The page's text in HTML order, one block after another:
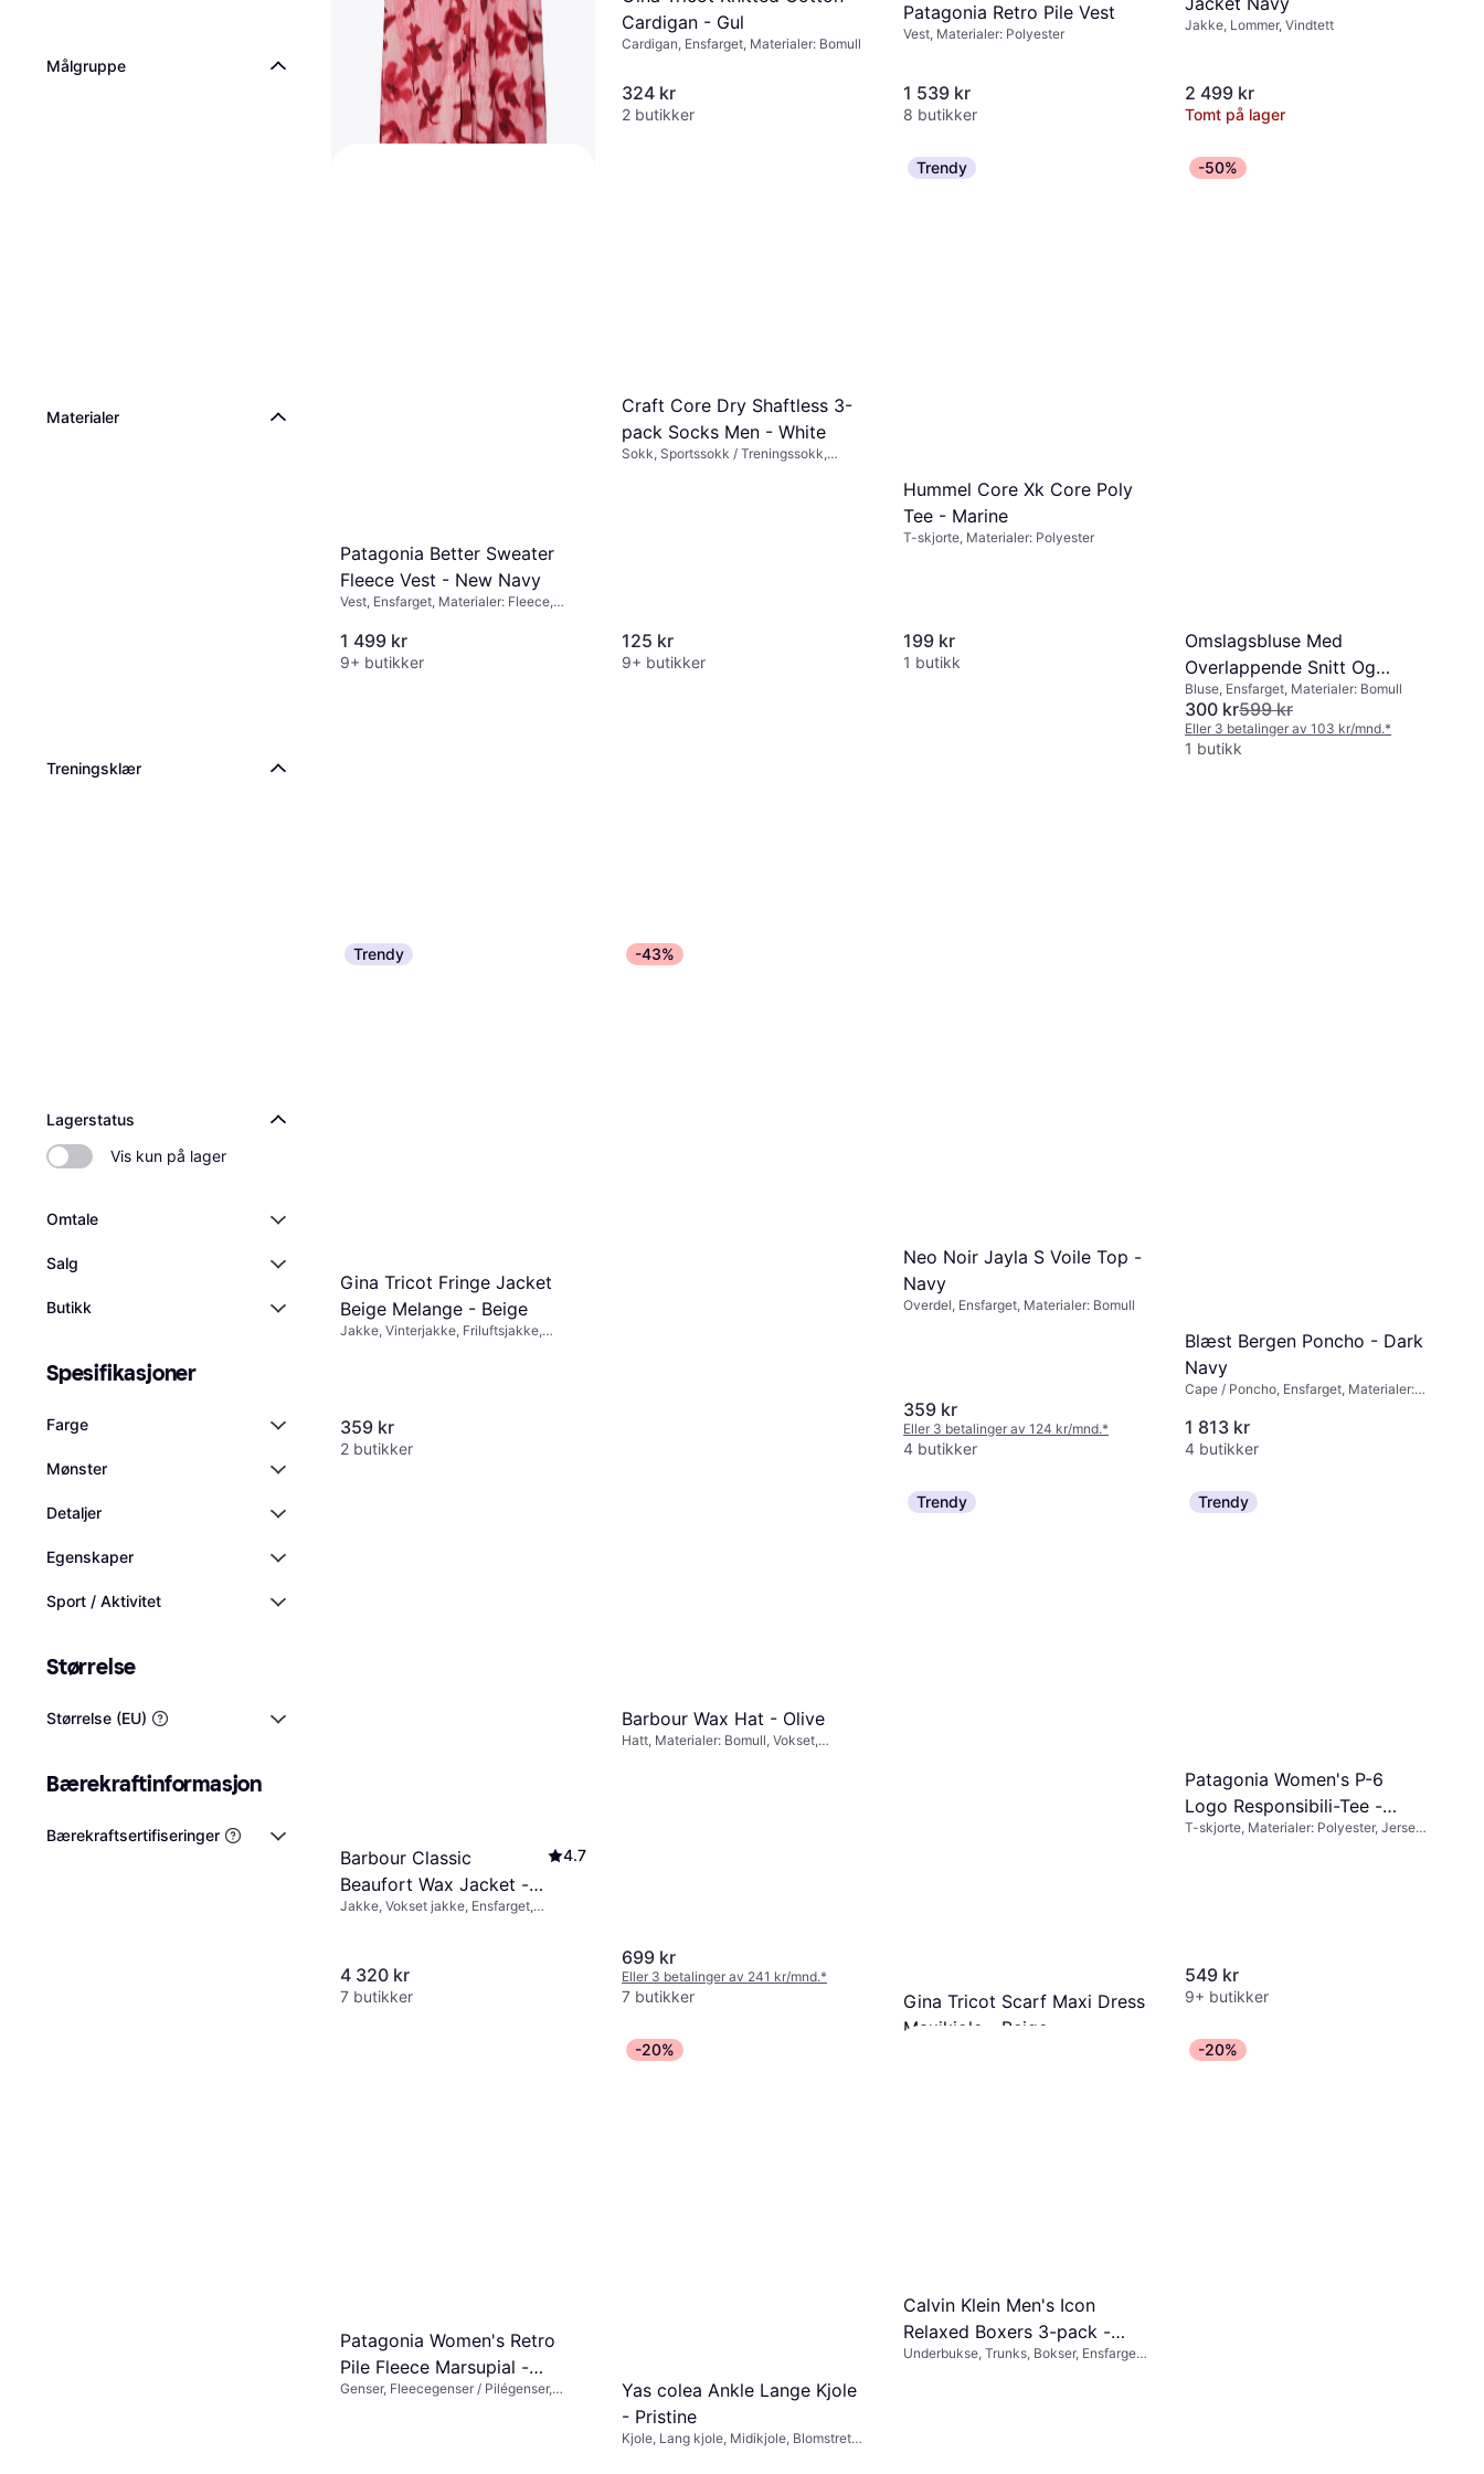
Målgruppe
Materialer
Treningsklær
Lagerstatus
Vis kun på lager
Omtale
Salg
Butikk
Spesifikasjoner
Farge
Mønster
Detaljer
Egenskaper
Sport / Aktivitet
Størrelse
Størrelse (EU)
Bærekraftinformasjon
Bærekraftsertifiseringer
Cardigan - Gul
Cardigan, Ensfarget, Materialer: Bomull
324 kr
2 butikker
Patagonia Retro Pile Vest
Vest, Materialer: Polyester
1 539 kr
8 butikker
Jakke, Lommer, Vindtett
2 499 kr
Tomt på lager
Patagonia Better Sweater
Fleece Vest - New Navy
Vest, Ensfarget, Materialer: Fleece,
1 499 kr
9+ butikker
Craft Core Dry Shaftless 3-
pack Socks Men - White
Sokk, Sportssokk / Treningssokk,
125 kr
9+ butikker
Trendy
Hummel Core Xk Core Poly
Tee - Marine
T-skjorte, Materialer: Polyester
199 kr
1 butikk
-50%
Omslagsbluse Med
Overlappende Snitt Og
Ballongermer
Bluse, Ensfarget, Materialer: Bomull
300 kr599 kr
Eller 3 betalinger av 103 kr/mnd.*
1 butikk
Trendy
Gina Tricot Fringe Jacket
Beige Melange - Beige
Jakke, Vinterjakke, Friluftsjakke,
359 kr
2 butikker
-43%
Neo Noir Jayla S Voile Top -
Navy
Overdel, Ensfarget, Materialer: Bomull
359 kr
Eller 3 betalinger av 124 kr/mnd.*
4 butikker
Blæst Bergen Poncho - Dark
Navy
Cape / Poncho, Ensfarget, Materialer:
Lommer
1 813 kr
4 butikker
Barbour Classic
Beaufort Wax Jacket -
Olive
4.7
Jakke, Vokset jakke, Ensfarget,
4 320 kr
7 butikker
Barbour Wax Hat - Olive
Hatt, Materialer: Bomull, Vokset,
699 kr
Eller 3 betalinger av 241 kr/mnd.*
7 butikker
Trendy
Gina Tricot Scarf Maxi Dress
Maxikjole - Beige
Trendy
Patagonia Women's P-6
Logo Responsibili-Tee -
White
T-skjorte, Materialer: Polyester, Jersey,
549 kr
9+ butikker
Patagonia Women's Retro
Pile Fleece Marsupial -
Natural
Genser, Fleecegenser / Pilégenser,
-20%
Yas colea Ankle Lange Kjole
- Pristine
Kjole, Lang kjole, Midikjole, Blomstrete,
Calvin Klein Men's Icon
Relaxed Boxers 3-pack -
Grey Heather/White/Black
Underbukse, Trunks, Bokser, Ensfarget,
-20%